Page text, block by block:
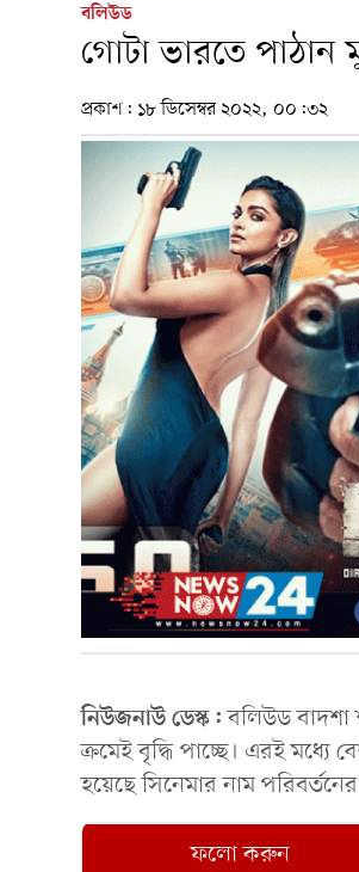
বলিউড
গোটা ভারতে পাঠান
প্রকাশ: ১৮ ডিসেম্বর ২০২২, ০০:৩২
নিউজনাউ ডেস্ক:বলিউড বাদশা
ক্রমেই বৃদ্ধি পাচ্ছে। এরই মধ্যে
হয়েছে সিনেমার নাম
ফলো করুন